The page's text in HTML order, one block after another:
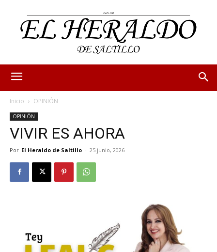
Inicio OPINIÓN
OPINIÓN
VIVIR ES AHORA
Por El Heraldo de Saltillo - 25 junio, 2026